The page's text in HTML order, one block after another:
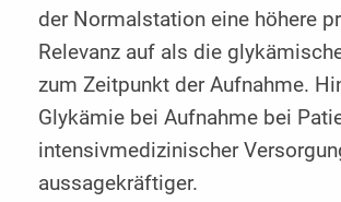
der Normalstation eine höhere
Relevanz auf als die
zum Zeitpunkt der Aufnahme.
Glykämie bei Aufnahme bei
intensivmedizinischer
aussagekräftiger.